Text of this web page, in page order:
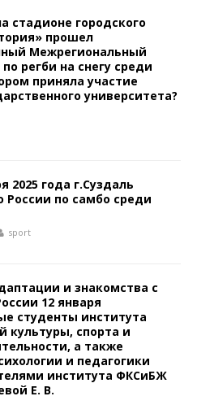
стадионе городского
прошел
Межрегиональный
регби на снегу среди
приняла участие
университета?
2025 года г.Суздаль
России по самбо среди
sport
и знакомства с
12 января
студенты института
культуры, спорта и
а также
и педагогики
института ФКСиБЖ
Е. В.